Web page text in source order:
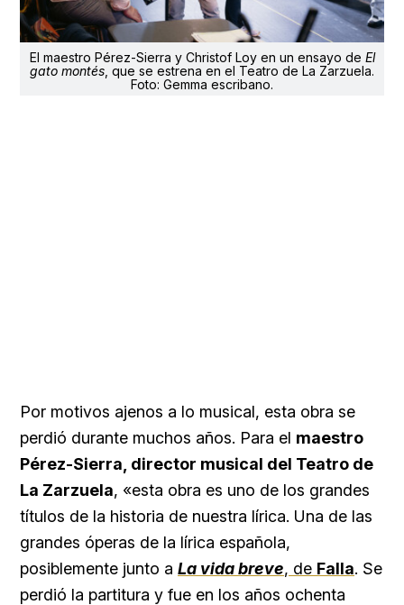
El maestro Pérez-Sierra y Christof Loy en un ensayo de El
gato montés , que se estrena en el Teatro de La Zarzuela.
Foto: Gemma escribano.
Por motivos ajenos a lo musical, esta obra se
perdió durante muchos años. Para el maestro
Pérez-Sierra, director musical del Teatro de
La Zarzuela, «esta obra es uno de los grandes
títulos de la historia de nuestra lírica. Una de las
grandes óperas de la lírica española,
posiblemente junto a La vida breve, de Falla. Se
perdió la partitura y fue en los años ochenta